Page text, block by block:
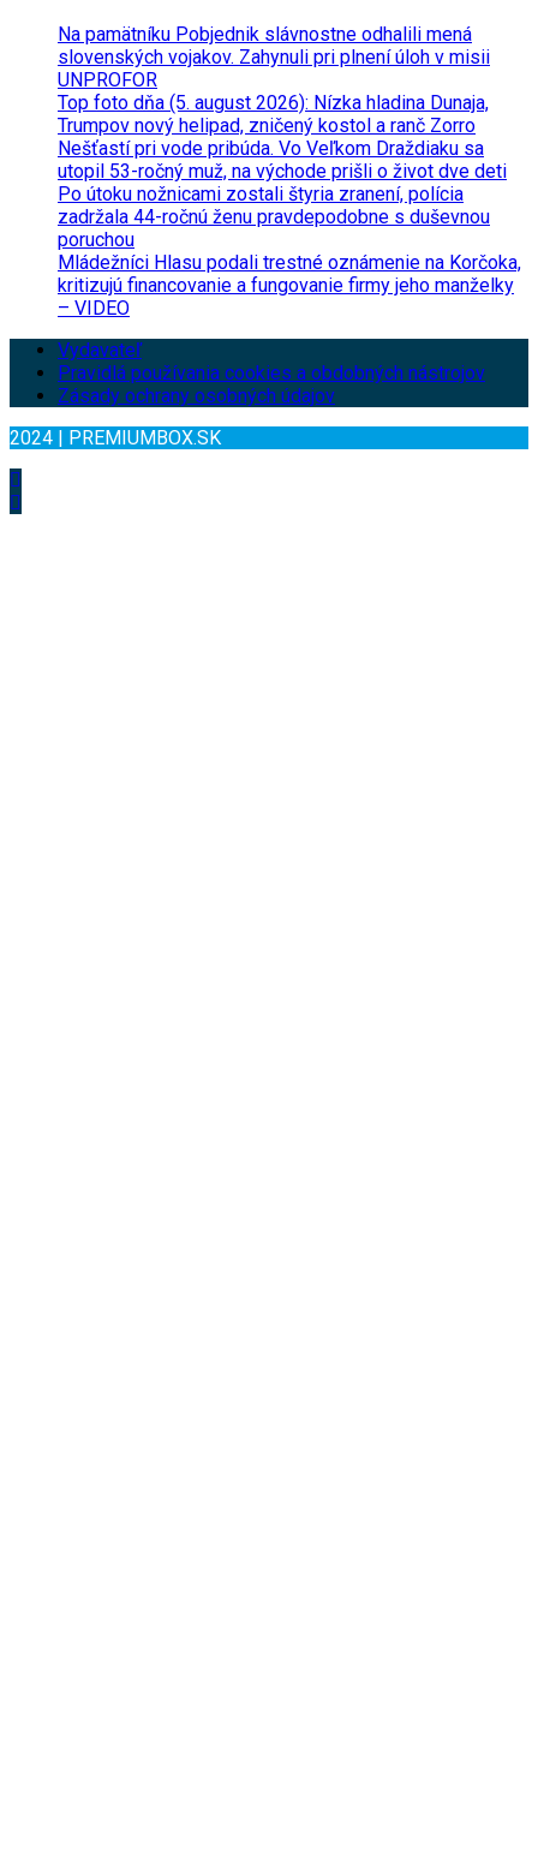
Na pamätníku Pobjednik slávnostne odhalili mená
slovenských vojakov. Zahynuli pri plnení úloh v misii
UNPROFOR
Top foto dňa (5. august 2026): Nízka hladina Dunaja,
Trumpov nový helipad, zničený kostol a ranč Zorro
Nešťastí pri vode pribúda. Vo Veľkom Draždiaku sa
utopil 53-ročný muž, na východe prišli o život dve deti
Po útoku nožnicami zostali štyria zranení, polícia
zadržala 44-ročnú ženu pravdepodobne s duševnou
poruchou
Mládežníci Hlasu podali trestné oznámenie na Korčoka,
kritizujú financovanie a fungovanie firmy jeho manželky
– VIDEO
Vydavateľ
Pravidlá používania cookies a obdobných nástrojov
Zásady ochrany osobných údajov
2024 | PREMIUMBOX.SK